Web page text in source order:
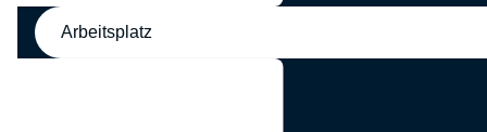
Arbeitsplatz